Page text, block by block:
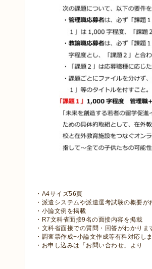
・A4サイズ56頁
・派遣システムや派遣選考試験の概要が
・小論文例を掲載
・R7文科省面接9名の面接内容を掲載
・文科省面接での質問・回答がわかりま
・調査票作成+小論文作成等有料対応しま
・お申し込みは「お問い合わせ」より